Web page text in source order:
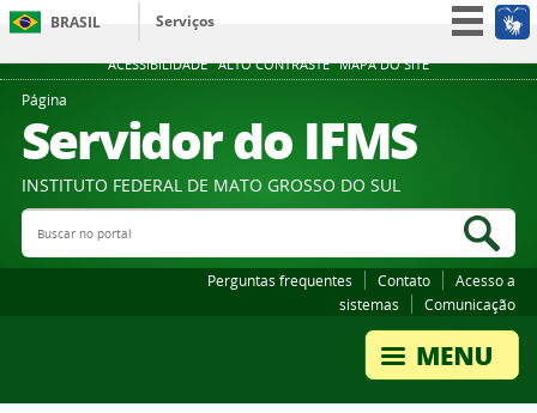
ACESSIBILIDADE ALTO CONTRASTE MAPA DO SITE
BRASIL
Serviços
Participe
Legislação
Canais
Página
Servidor do IFMS
INSTITUTO FEDERAL DE MATO GROSSO DO SUL
Buscar no portal
Perguntas frequentes Contato
Acesso a
sistemas
Comunicação